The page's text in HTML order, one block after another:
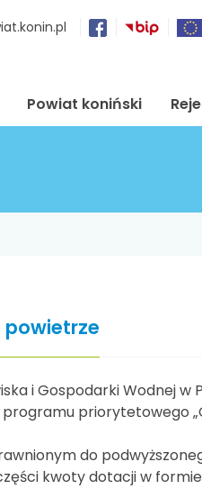
Powiat koniński
powietrze
i Gospodarki Wodnej w
priorytetowego
do
kwoty dotacji w